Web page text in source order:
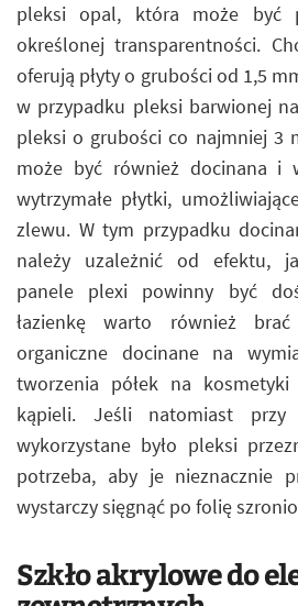
pleksi opal, która może być
określonej transparentności.
oferują płyty o grubości od 1,5
w przypadku pleksi barwionej
pleksi o grubości co najmniej 3
może być również docinana i
wytrzymałe płytki,
zlewu. W tym przypadku
należy uzależnić od efektu,
panele plexi powinny być
łazienkę warto również
organiczne docinane na
tworzenia półek na
kąpieli. Jeśli natomiast przy
wykorzystane było pleksi
potrzeba, aby je nieznacznie
wystarczy sięgnąć po folię
Szkło akrylowe do